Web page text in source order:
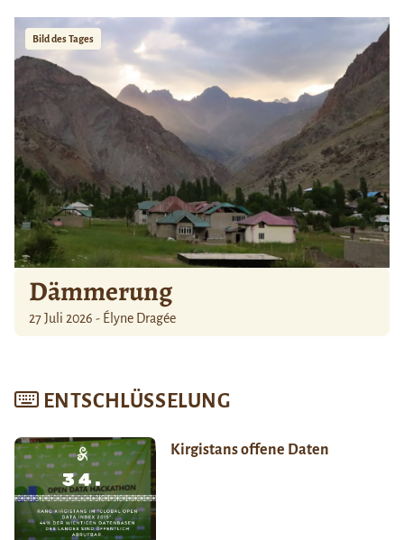
Bild des Tages
Dämmerung
27 Juli 2026 - Élyne Dragée
ENTSCHLÜSSELUNG
Kirgistans offene Daten